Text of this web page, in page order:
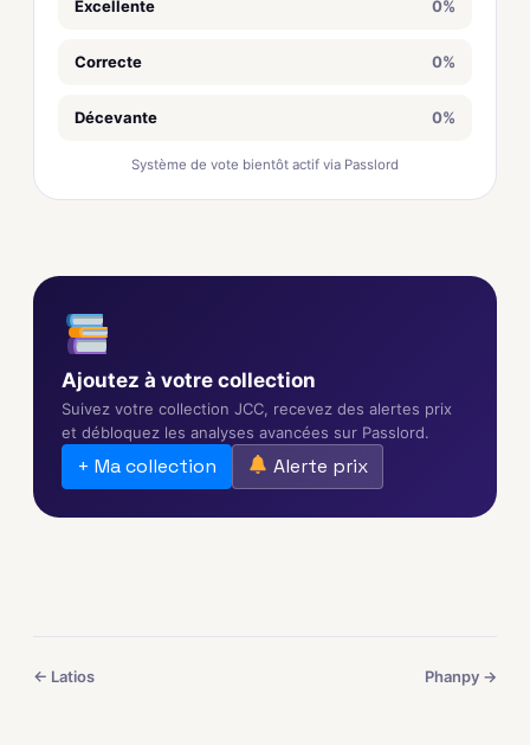
Excellente 0%
Correcte 0%
Décevante 0%
Système de vote bientôt actif via Passlord
Ajoutez à votre collection
Suivez votre collection JCC, recevez des alertes prix
et débloquez les analyses avancées sur Passlord.
+ Ma collection Alerte prix
← Latios Phanpy →